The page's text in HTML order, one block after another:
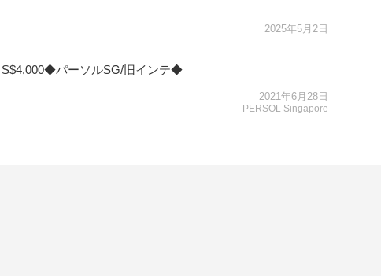
2025年5月2日
S$4,000◆パーソルSG/旧インテ◆
2021年6月28日
PERSOL Singapore